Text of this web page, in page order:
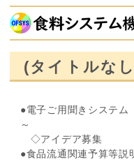
(タイトルな
●電子ご用聞きシステ
～
◇アイデア募集
●食品流通関連予算等説